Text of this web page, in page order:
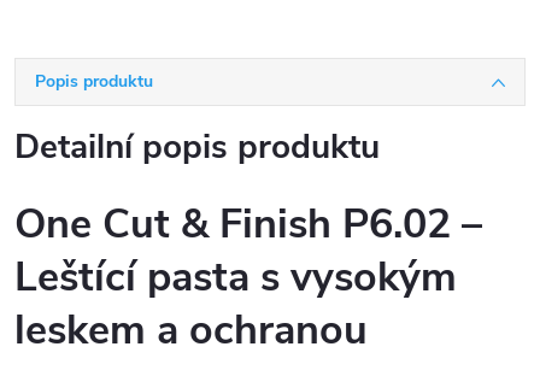
Popis produktu
Detailní popis produktu
One Cut & Finish P6.02 –
Leštící pasta s vysokým
leskem a ochranou